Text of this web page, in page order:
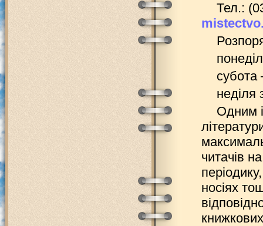
Тел.:
субота
неділя
Одним
читачів
носіях